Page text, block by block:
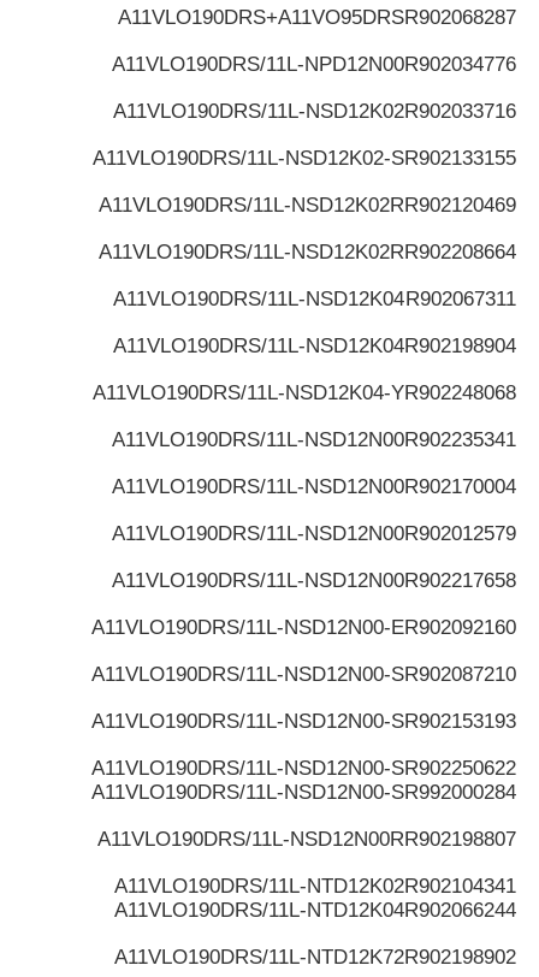
R902068287
A11VLO190DRS+A11VO95DRS
R902034776
A11VLO190DRS/11L-NPD12N00
R902033716
A11VLO190DRS/11L-NSD12K02
R902133155
A11VLO190DRS/11L-NSD12K02-S
R902120469
A11VLO190DRS/11L-NSD12K02R
R902208664
A11VLO190DRS/11L-NSD12K02R
R902067311
A11VLO190DRS/11L-NSD12K04
R902198904
A11VLO190DRS/11L-NSD12K04
R902248068
A11VLO190DRS/11L-NSD12K04-Y
R902235341
A11VLO190DRS/11L-NSD12N00
R902170004
A11VLO190DRS/11L-NSD12N00
R902012579
A11VLO190DRS/11L-NSD12N00
R902217658
A11VLO190DRS/11L-NSD12N00
R902092160
A11VLO190DRS/11L-NSD12N00-E
R902087210
A11VLO190DRS/11L-NSD12N00-S
R902153193
A11VLO190DRS/11L-NSD12N00-S
R902250622
A11VLO190DRS/11L-NSD12N00-S
R992000284
A11VLO190DRS/11L-NSD12N00-S
R902198807
A11VLO190DRS/11L-NSD12N00R
R902104341
A11VLO190DRS/11L-NTD12K02
R902066244
A11VLO190DRS/11L-NTD12K04
R902198902
A11VLO190DRS/11L-NTD12K72